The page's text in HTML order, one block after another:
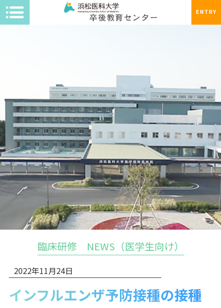
ENTRY
臨床研修 NEWS（医学生向け）
2022年11月24日
インフルエンザ予防接種の接種